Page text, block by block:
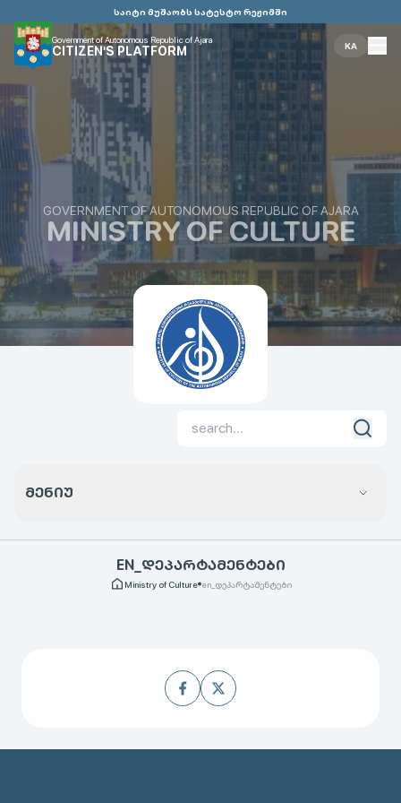
საიტი მუშაობს სატესტო რეჟიმში
Government of Autonomous Republic of Ajara
CITIZEN'S PLATFORM KA
GOVERNMENT OF AUTONOMOUS REPUBLIC OF AJARA
MINISTRY OF CULTURE
ᲛᲔᲜᲘᲣ
EN_ᲓᲔᲞᲐᲠᲢᲐᲛᲔᲜᲢᲔᲑᲘ
Ministry of Culture en_დეპარტამენტები